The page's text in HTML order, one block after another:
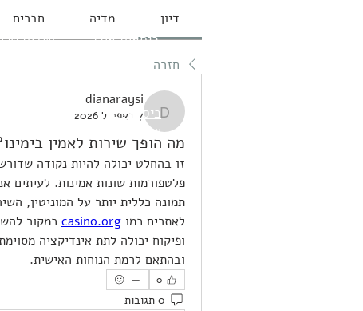
דיון מדיה חברים
חזרה
dianaraysi
dianaraysi
7 באפריל 2026
מה הופך שירות לאמין
לאתרים כמו casino.org
ובהתאם לרמת הנוחות האישית.
0
0 תגובות
שידות כיסאות אוכל
כיסאות בר
שרפרפים